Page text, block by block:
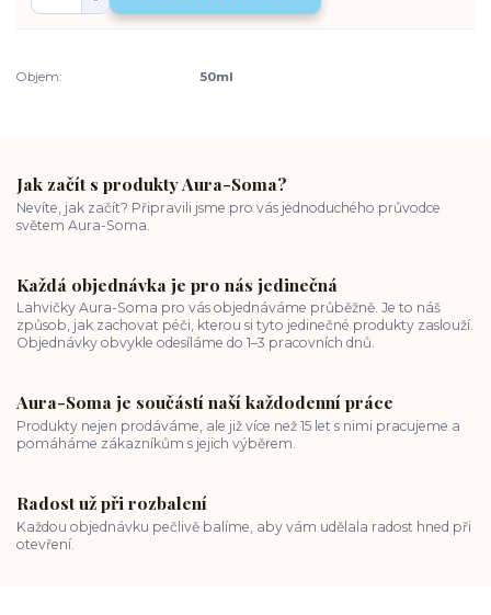
Objem: 50ml
Jak začít s produkty Aura-Soma?
Nevíte, jak začít? Připravili jsme pro vás jednoduchého průvodce
světem Aura-Soma.
Každá objednávka je pro nás jedinečná
Lahvičky Aura-Soma pro vás objednáváme průběžně. Je to náš
způsob, jak zachovat péči, kterou si tyto jedinečné produkty zaslouží.
Objednávky obvykle odesíláme do 1–3 pracovních dnů.
Aura-Soma je součástí naší každodenní práce
Produkty nejen prodáváme, ale již více než 15 let s nimi pracujeme a
pomáháme zákazníkům s jejich výběrem.
Radost už při rozbalení
Každou objednávku pečlivě balíme, aby vám udělala radost hned při
otevření.